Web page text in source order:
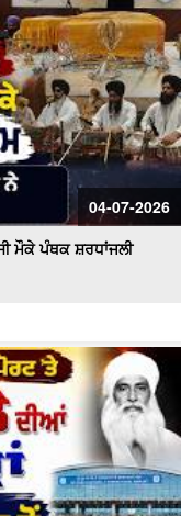
04-07-2026
ਮੌਕੇ ਪੰਥਕ ਸ਼ਰਧਾਂਜਲੀ